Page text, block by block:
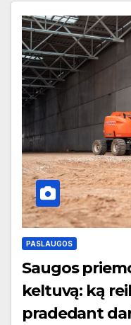
PASLAUGOS
Saugos
keltuvą: ką
pradedant